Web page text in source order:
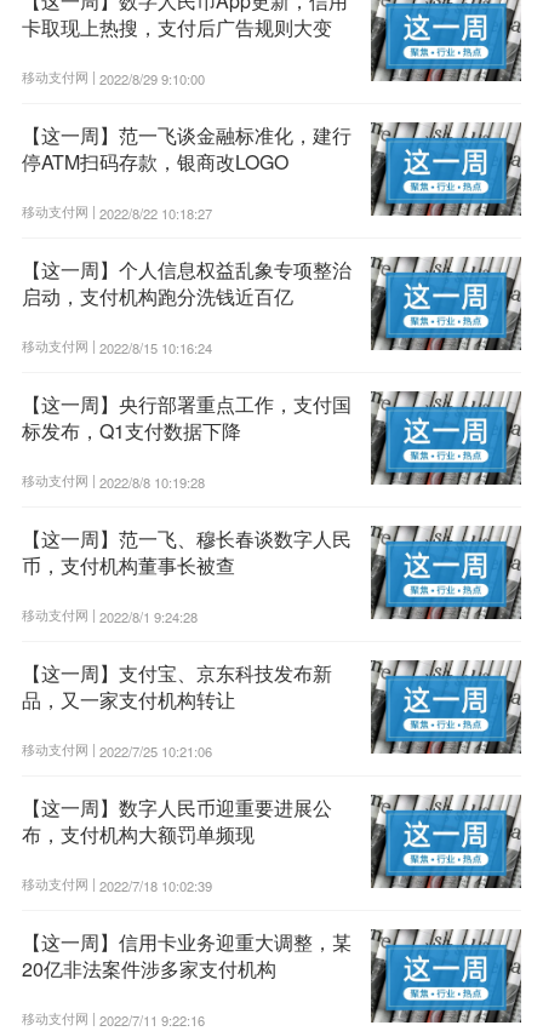
卡取现上热搜，支付后广告规则大变
移动支付网 | 2022/8/29 9:10:00
【这一周】范一飞谈金融标准化，建行
停ATM扫码存款，银商改LOGO
移动支付网 | 2022/8/22 10:18:27
【这一周】个人信息权益乱象专项整治
启动，支付机构跑分洗钱近百亿
移动支付网 | 2022/8/15 10:16:24
【这一周】央行部署重点工作，支付国
标发布，Q1支付数据下降
移动支付网 | 2022/8/8 10:19:28
【这一周】范一飞、穆长春谈数字人民
币，支付机构董事长被查
移动支付网 | 2022/8/1 9:24:28
【这一周】支付宝、京东科技发布新
品，又一家支付机构转让
移动支付网 | 2022/7/25 10:21:06
【这一周】数字人民币迎重要进展公
布，支付机构大额罚单频现
移动支付网 | 2022/7/18 10:02:39
【这一周】信用卡业务迎重大调整，某
20亿非法案件涉多家支付机构
移动支付网 | 2022/7/11 9:22:16